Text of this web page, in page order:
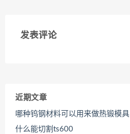
发表评论
近期文章
哪种钨钢材料可以用来做热锻模具
什么能切割ts600